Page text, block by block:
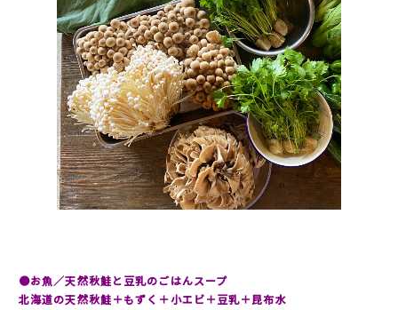
●お魚／天然秋鮭と豆乳のごはんスープ
北海道の天然秋鮭＋もずく＋小エビ＋豆乳＋昆布水